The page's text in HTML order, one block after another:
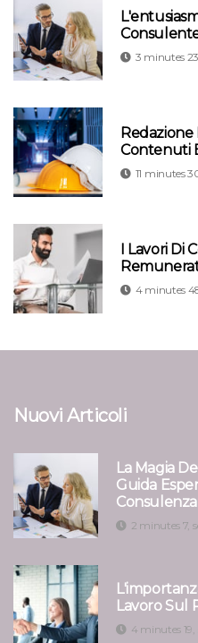
3 minutes
Contenuti
11 minutes
I Lavori Di
4 minutes
Nuovi Articoli
La Magia
Guida
2 minutes 7,
Lavoro Sul
4 minutes 19,